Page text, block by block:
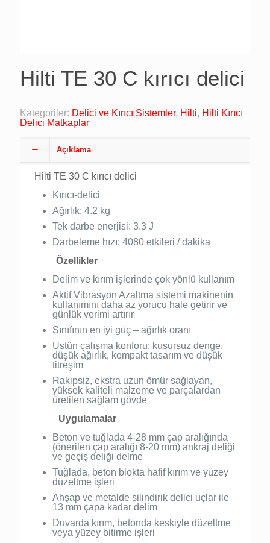
Hilti TE 30 C kırıcı delici
Kategoriler: Delici ve Kırıcı Sistemler, Hilti, Hilti Kırıcı
Delici Matkaplar
Açıklama
Hilti TE 30 C kırıcı delici
Kırıcı-delici
Ağırlık: 4.2 kg
Tek darbe enerjisi: 3.3 J
Darbeleme hızı: 4080 etkileri / dakika
Özellikler
Delim ve kırım işlerinde çok yönlü kullanım
Aktif Vibrasyon Azaltma sistemi makinenin
kullanımını daha az yorucu hale getirir ve
günlük verimi artırır
Sınıfının en iyi güç – ağırlık oranı
Üstün çalışma konforu: kusursuz denge,
düşük ağırlık, kompakt tasarım ve düşük
titreşim
Rakipsiz, ekstra uzun ömür sağlayan,
yüksek kaliteli malzeme ve parçalardan
üretilen sağlam gövde
Uygulamalar
Beton ve tuğlada 4-28 mm çap aralığında
(önerilen çap aralığı 8-20 mm) ankraj deliği
ve geçiş deliği delme
Tuğlada, beton blokta hafif kırım ve yüzey
düzeltme işleri
Ahşap ve metalde silindirik delici uçlar ile
13 mm çapa kadar delim
Duvarda kırım, betonda keskiyle düzeltme
veya yüzey bitirme işleri